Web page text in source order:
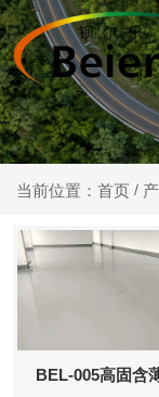
当前位置：首页 /
BEL-005高固含